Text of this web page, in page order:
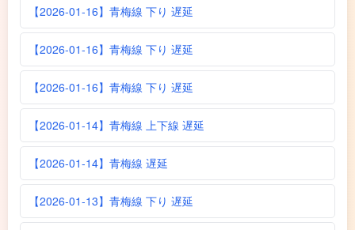
【2026-01-16】青梅線 下り 遅延
【2026-01-16】青梅線 下り 遅延
【2026-01-16】青梅線 下り 遅延
【2026-01-14】青梅線 上下線 遅延
【2026-01-14】青梅線 遅延
【2026-01-13】青梅線 下り 遅延